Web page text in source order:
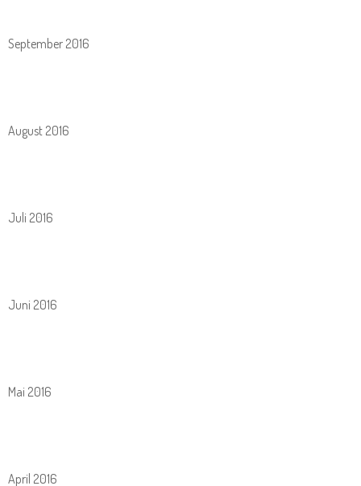
September 2016
August 2016
Juli 2016
Juni 2016
Mai 2016
April 2016